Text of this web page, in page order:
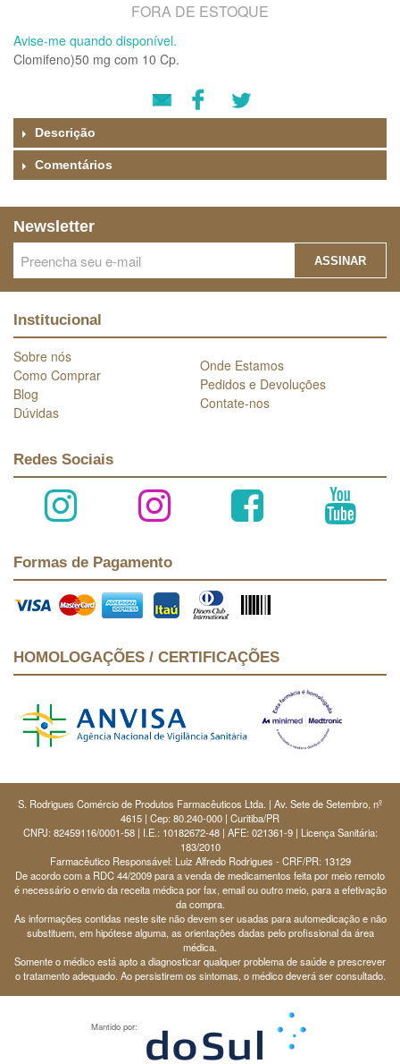
FORA DE ESTOQUE
Avise-me quando disponível.
Clomifeno)50 mg com 10 Cp.
Descrição
Comentários
Newsletter
ASSINAR
Institucional
Sobre nós
Como Comprar
Blog
Dúvidas
Onde Estamos
Pedidos e Devoluções
Contate-nos
Redes Sociais
Formas de Pagamento
HOMOLOGAÇÕES / CERTIFICAÇÕES
S. Rodrigues Comércio de Produtos Farmacêuticos Ltda. | Av. Sete de Setembro, nº
4615 | Cep: 80.240-000 | Curitiba/PR
CNPJ: 82459116/0001-58 | I.E.: 10182672-48 | AFE: 021361-9 | Licença Sanitária:
183/2010
Farmacêutico Responsável: Luiz Alfredo Rodrigues - CRF/PR: 13129
De acordo com a RDC 44/2009 para a venda de medicamentos feita por meio remoto
é necessário o envio da receita médica por fax, email ou outro meio, para a efetivação
da compra.
As informações contidas neste site não devem ser usadas para automedicação e não
substituem, em hipótese alguma, as orientações dadas pelo profissional da área
médica.
Somente o médico está apto a diagnosticar qualquer problema de saúde e prescrever
o tratamento adequado. Ao persistirem os sintomas, o médico deverá ser consultado.
Mantido por: